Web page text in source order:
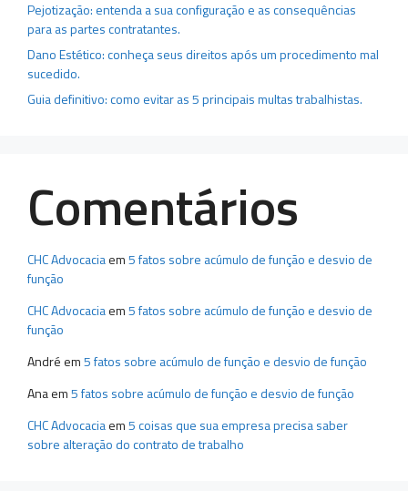
Pejotização: entenda a sua configuração e as consequências
para as partes contratantes.
Dano Estético: conheça seus direitos após um procedimento mal
sucedido.
Guia definitivo: como evitar as 5 principais multas trabalhistas.
Comentários
CHC Advocaciaem5 fatos sobre acúmulo de função e desvio de
função
CHC Advocaciaem5 fatos sobre acúmulo de função e desvio de
função
André em5 fatos sobre acúmulo de função e desvio de função
Anaem5 fatos sobre acúmulo de função e desvio de função
CHC Advocaciaem5 coisas que sua empresa precisa saber
sobre alteração do contrato de trabalho